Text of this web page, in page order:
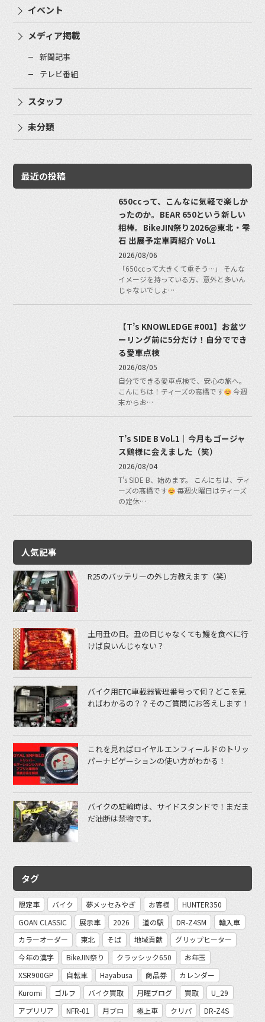
イベント
メディア掲載
新聞記事
テレビ番組
スタッフ
未分類
最近の投稿
650ccって、こんなに気軽で楽しか
ったのか。BEAR 650という新しい
相棒。BikeJIN祭り2026@東北・雫
石 出展予定車両紹介 Vol.1
2026/08/06
「650ccって大きくて重そう…」 そんな
イメージを持っている方、意外と多いん
じゃないでしょ…
【T’s KNOWLEDGE #001】お盆ツ
ーリング前に5分だけ！自分ででき
る愛車点検
2026/08/05
自分でできる愛車点検で、安心の旅へ。
こんにちは！ティーズの高橋です
今週
末からお…
T’s SIDE B Vol.1｜今月もゴージャ
ス鶏様に会えました（笑）
2026/08/04
T’s SIDE B、始めます。 こんにちは、ティ
ーズの髙橋です
毎週火曜日はティーズ
の定休…
人気記事
R25のバッテリーの外し方教えます（笑）
土用丑の日。丑の日じゃなくても鰻を食べに行
けば良いんじゃない？
バイク用ETC車載器管理番号って何？どこを見
ればわかるの？？そのご質問にお答えします！
これを見ればロイヤルエンフィールドのトリッ
パーナビゲーションの使い方がわかる！
バイクの駐輪時は、サイドスタンドで！まだま
だ油断は禁物です。
タグ
限定車 バイク 夢メッセみやぎ お客様
HUNTER350
GOAN CLASSIC
展示車 2026 道の駅 DR-Z4SM
輸入車
カラーオーダー
東北 そば 地域貢献
グリップヒーター
今年の漢字
BikeJIN祭り クラッシック650
お年玉
XSR900GP
自転車 Hayabusa 商品券
カレンダー
Kuromi
ゴルフ バイク買取 月曜ブログ 買取
U_29
アプリリア
NFR-01 月ブロ 極上車 クリパ
DR-Z4S